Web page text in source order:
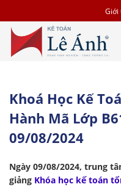
Giới
Khoá Học Kế
Hành Mã Lớp
09/08/2024
Ngày 09/08/2024, trung
giảng Khóa học kế toán